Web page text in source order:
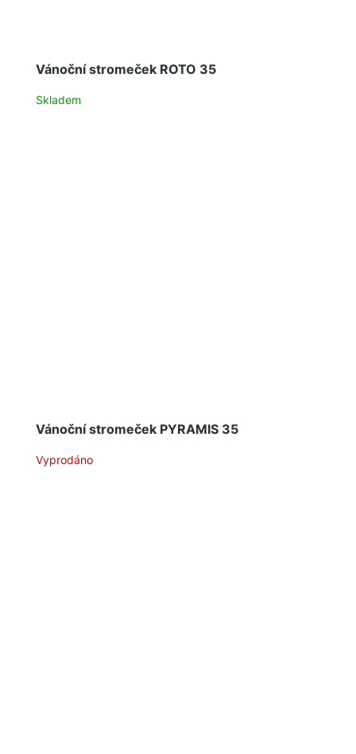
Vánoční stromeček ROTO 35
Skladem
Vánoční stromeček PYRAMIS 35
Vyprodáno